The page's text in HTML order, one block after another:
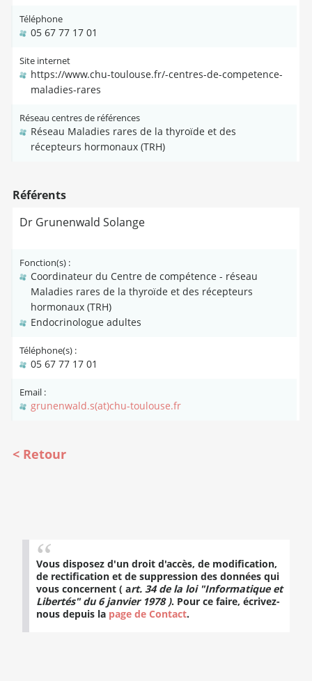
Téléphone
05 67 77 17 01
Site internet
https://www.chu-toulouse.fr/-centres-de-competence-
maladies-rares
Réseau centres de références
Réseau Maladies rares de la thyroïde et des
récepteurs hormonaux (TRH)
Référents
Dr Grunenwald Solange
Fonction(s) :
Coordinateur du Centre de compétence - réseau
Maladies rares de la thyroïde et des récepteurs
hormonaux (TRH)
Endocrinologue adultes
Téléphone(s) :
05 67 77 17 01
Email :
grunenwald.s(at)chu-toulouse.fr
Retour
Vous disposez d'un droit d'accès, de modification,
de rectification et de suppression des données qui
vous concernent ( art. 34 de la loi "Informatique et
Libertés" du 6 janvier 1978 ). Pour ce faire, écrivez-
nous depuis la page de Contact.